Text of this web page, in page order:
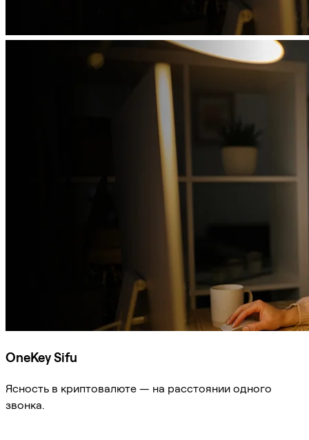
OneKey Sifu
Ясность в криптовалюте — на расстоянии одного
звонка.